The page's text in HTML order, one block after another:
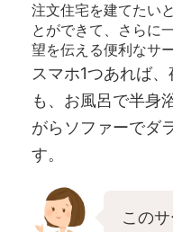
注文住宅を建てたい
とができて、さらに
望を伝える便利なサ
スマホ1つあれば
も、お風呂で半身
がらソファーでダ
す。
この